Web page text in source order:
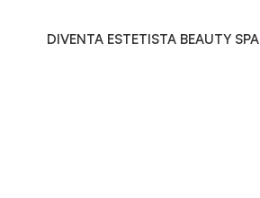
DIVENTA ESTETISTA BEAUTY SPA